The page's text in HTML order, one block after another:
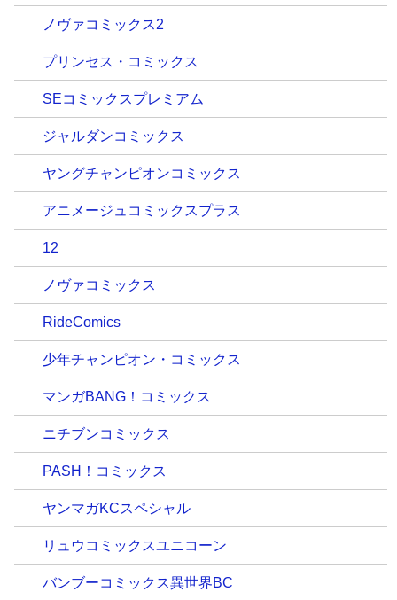
ノヴァコミックス2
プリンセス・コミックス
SEコミックスプレミアム
ジャルダンコミックス
ヤングチャンピオンコミックス
アニメージュコミックスプラス
12
ノヴァコミックス
RideComics
少年チャンピオン・コミックス
マンガBANG！コミックス
ニチブンコミックス
PASH！コミックス
ヤンマガKCスペシャル
リュウコミックスユニコーン
バンブーコミックス異世界BC